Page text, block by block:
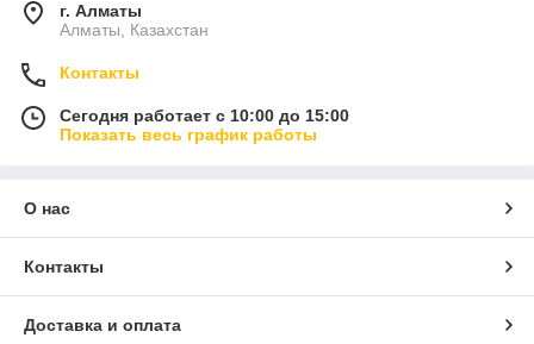
г. Алматы
Алматы, Казахстан
Контакты
Сегодня работает с 10:00 до 15:00
Показать весь график работы
О нас
Контакты
Доставка и оплата